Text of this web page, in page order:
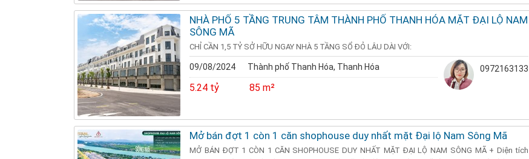
NHÀ PHỐ 5 TẦNG TRUNG TÂM THÀNH PHỐ THANH HÓA MẶT ĐẠI LỘ NAM
SÔNG MÃ
CHỈ CẦN 1,5 TỶ SỞ HỮU NGAY NHÀ 5 TẦNG SỔ ĐỎ LÂU DÀI VỚI:
09/08/2024 Thành phố Thanh Hóa, Thanh Hóa
5.24 tỷ 85 m²
0972163133
Mở bán đợt 1 còn 1 căn shophouse duy nhất mặt Đại lộ Nam Sông Mã
MỞ BÁN ĐỢT 1 CÒN 1 CĂN SHOPHOUSE DUY NHẤT MẶT ĐẠI LỘ NAM SÔNG MÃ + Diện tích